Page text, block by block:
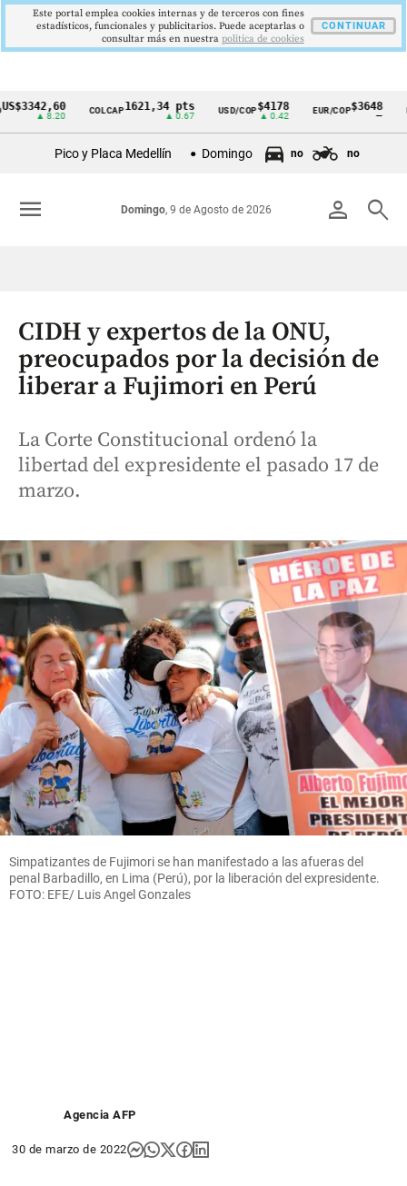
Cintillo
Colombia
COLCAP1621,34 pts USD/COP$4178
▲ 0.42
EUR/COP$3648
—
Pico y Placa Medellín Domingo no no
person search
Domingo, 9 de Agosto de 2026
menu
CIDH y expertos de la ONU,
preocupados por la decisión de
liberar a Fujimori en Perú
La Corte Constitucional ordenó la
libertad del expresidente el pasado 17 de
marzo.
Simpatizantes de Fujimori se han manifestado a las afueras del
penal Barbadillo, en Lima (Perú), por la liberación del expresidente.
FOTO: EFE/ Luis Angel Gonzales
Agencia AFP
30 de marzo de 2022
Este portal emplea cookies internas y de terceros con fines
estadísticos, funcionales y publicitarios. Puede aceptarlas o
consultar más en nuestra politica de cookies
CONTINUAR